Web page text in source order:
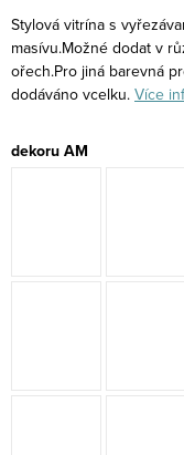
Stylová vitrína s
masívu.Možné dodat v
ořech.Pro jiná barevná
dodáváno vcelku. Více
dekoru AM